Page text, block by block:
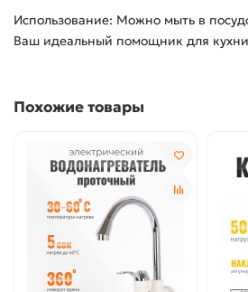
Использование: Можно мыть в
Ваш идеальный помощник для
Похожие товары